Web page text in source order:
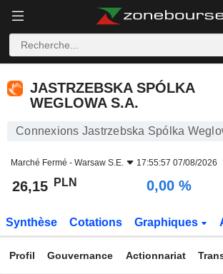
JASTRZEBSKA SPÓLKA
WEGLOWA S.A.
Connexions Jastrzebska Spólka
Marché Fermé - Warsaw S.E. 17:55:57 07/08/2026
26,15 PLN 0,00 %
Synthèse Cotations Graphiques
Profil Gouvernance Actionnariat